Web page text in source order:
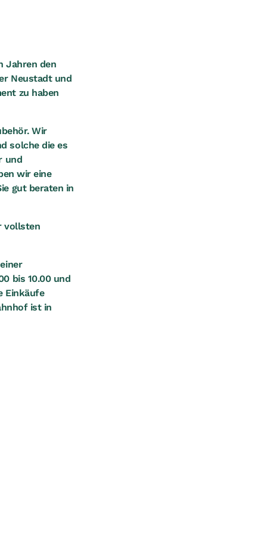
Jahren den
Neustadt und
zu haben
Wir
solche die es
und
wir eine
gut beraten in
vollsten
bis 10.00 und
Einkäufe
ist in